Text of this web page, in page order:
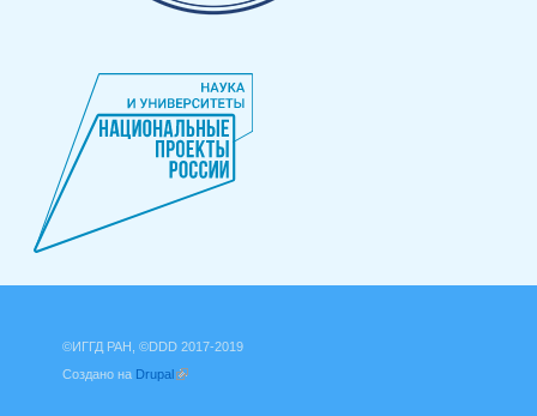
©ИГГД РАН, ©DDD 2017-2019
Создано на Drupal